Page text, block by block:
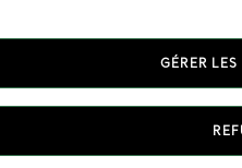
GÉRER